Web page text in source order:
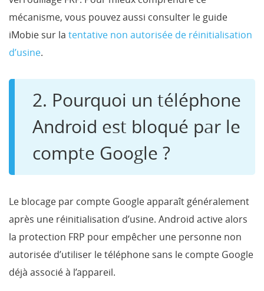
mécanisme, vous pouvez aussi consulter le guide
iMobie sur la tentative non autorisée de réinitialisation
d’usine.
2. Pourquoi un téléphone
Android est bloqué par le
compte Google ?
Le blocage par compte Google apparaît généralement
après une réinitialisation d’usine. Android active alors
la protection FRP pour empêcher une personne non
autorisée d’utiliser le téléphone sans le compte Google
déjà associé à l’appareil.